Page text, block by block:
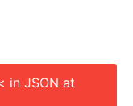
in JSON at